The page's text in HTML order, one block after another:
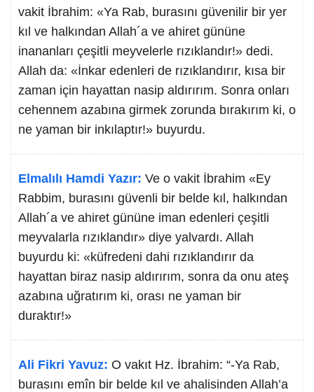
vakit İbrahim: «Ya Rab, burasını güvenilir bir yer
kıl ve halkından Allah´a ve ahiret gününe
inananları çeşitli meyvelerle rızıklandır!» dedi.
Allah da: «İnkar edenleri de rızıklandırır, kısa bir
zaman için hayattan nasip aldırırım. Sonra onları
cehennem azabına girmek zorunda bırakırım ki, o
ne yaman bir inkılaptır!» buyurdu.
Elmalılı Hamdi Yazır: Ve o vakit İbrahim «Ey
Rabbim, burasını güvenli bir belde kıl, halkından
Allah´a ve ahiret gününe iman edenleri çeşitli
meyvalarla rızıklandır» diye yalvardı. Allah
buyurdu ki: «küfredeni dahi rızıklandırır da
hayattan biraz nasip aldırırım, sonra da onu ateş
azabına uğratırım ki, orası ne yaman bir
duraktır!»
Ali Fikri Yavuz: O vakıt Hz. İbrahim: “-Ya Rab,
burasını emîn bir belde kıl ve ahalisinden Allah’a